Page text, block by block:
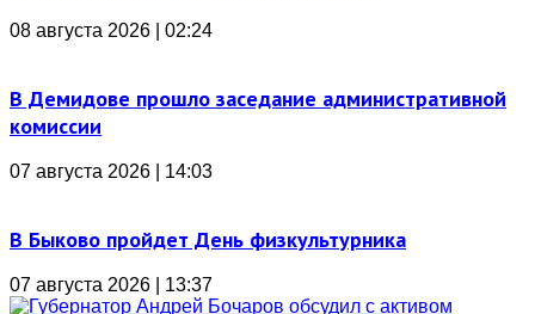
08 августа 2026 | 02:24
В Демидове прошло заседание административной
комиссии
07 августа 2026 | 14:03
В Быково пройдет День физкультурника
07 августа 2026 | 13:37